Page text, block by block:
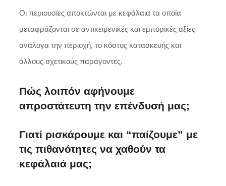
Οι περιουσίες αποκτώνται με κεφάλαια τα οποία
μεταφράζονται σε αντικειμενικές και εμπορικές αξίες
ανάλογα την περιοχή, το κόστος κατασκευής και
άλλους σχετικούς παράγοντες.
Πώς λοιπόν αφήνουμε
απροστάτευτη την επένδυσή μας;
Γιατί ρισκάρουμε και “παίζουμε” με
τις πιθανότητες να χαθούν τα
κεφάλαιά μας;